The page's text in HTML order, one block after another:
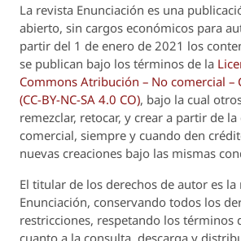
La revista Enunciación es una
abierto, sin cargos económicos para
partir del 1 de enero de 2021 los
se publican bajo los términos de la
Commons Atribución – No comercial –
(CC-BY-NC-SA 4.0 CO), bajo la cual
remezclar, retocar, y crear a partir de
comercial, siempre y cuando den
nuevas creaciones bajo las mismas
El titular de los derechos de autor es la
Enunciación, conservando todos los
restricciones, respetando los términos
cuanto a la consulta, descarga y